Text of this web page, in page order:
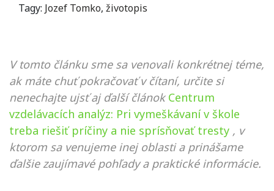
Tagy: Jozef Tomko, životopis
V tomto článku sme sa venovali konkrétnej téme,
ak máte chuť pokračovať v čítaní, určite si
nenechajte ujsť aj ďalší článok Centrum
vzdelávacích analýz: Pri vymeškávaní v škole
treba riešiť príčiny a nie sprísňovať tresty , v
ktorom sa venujeme inej oblasti a prinášame
ďalšie zaujímavé pohľady a praktické informácie.